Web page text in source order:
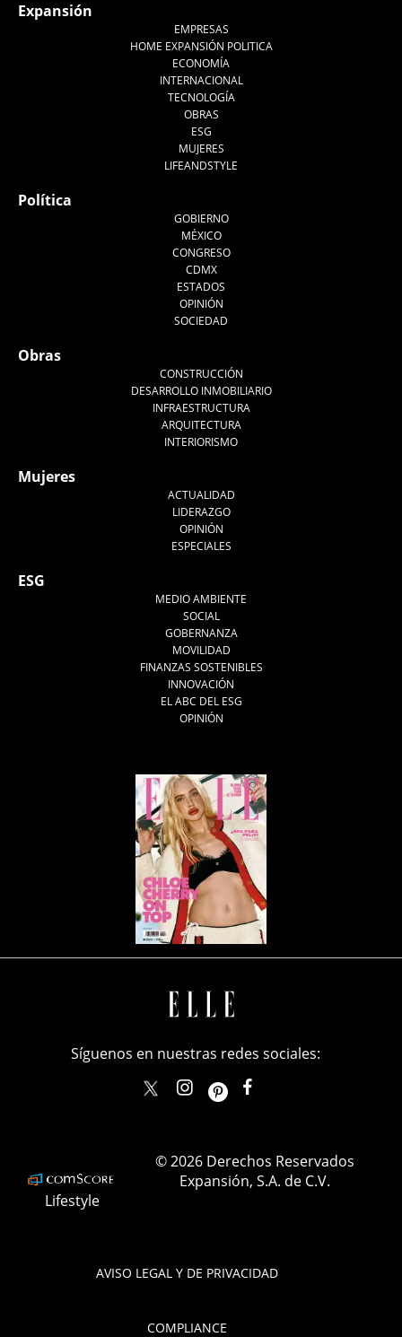
Expansión
EMPRESAS
HOME EXPANSIÓN POLITICA
ECONOMÍA
INTERNACIONAL
TECNOLOGÍA
OBRAS
ESG
MUJERES
LIFEANDSTYLE
Política
GOBIERNO
MÉXICO
CONGRESO
CDMX
ESTADOS
OPINIÓN
SOCIEDAD
Obras
CONSTRUCCIÓN
DESARROLLO INMOBILIARIO
INFRAESTRUCTURA
ARQUITECTURA
INTERIORISMO
Mujeres
ACTUALIDAD
LIDERAZGO
OPINIÓN
ESPECIALES
ESG
MEDIO AMBIENTE
SOCIAL
GOBERNANZA
MOVILIDAD
FINANZAS SOSTENIBLES
INNOVACIÓN
EL ABC DEL ESG
OPINIÓN
AVISO LEGAL Y DE PRIVACIDAD
COMPLIANCE
Síguenos en nuestras redes sociales:
elle_mexicoellemexico
Lifestyle
© 2026 Derechos Reservados
Expansión, S.A. de C.V.